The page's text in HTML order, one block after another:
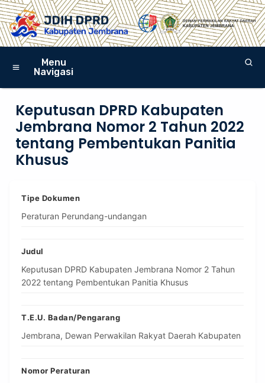
Menu
Navigasi
Keputusan DPRD Kabupaten
Jembrana Nomor 2 Tahun 2022
tentang Pembentukan Panitia
Khusus
Tipe Dokumen
Peraturan Perundang-undangan
Judul
Keputusan DPRD Kabupaten Jembrana Nomor 2 Tahun
2022 tentang Pembentukan Panitia Khusus
T.E.U. Badan/Pengarang
Jembrana, Dewan Perwakilan Rakyat Daerah Kabupaten
Nomor Peraturan